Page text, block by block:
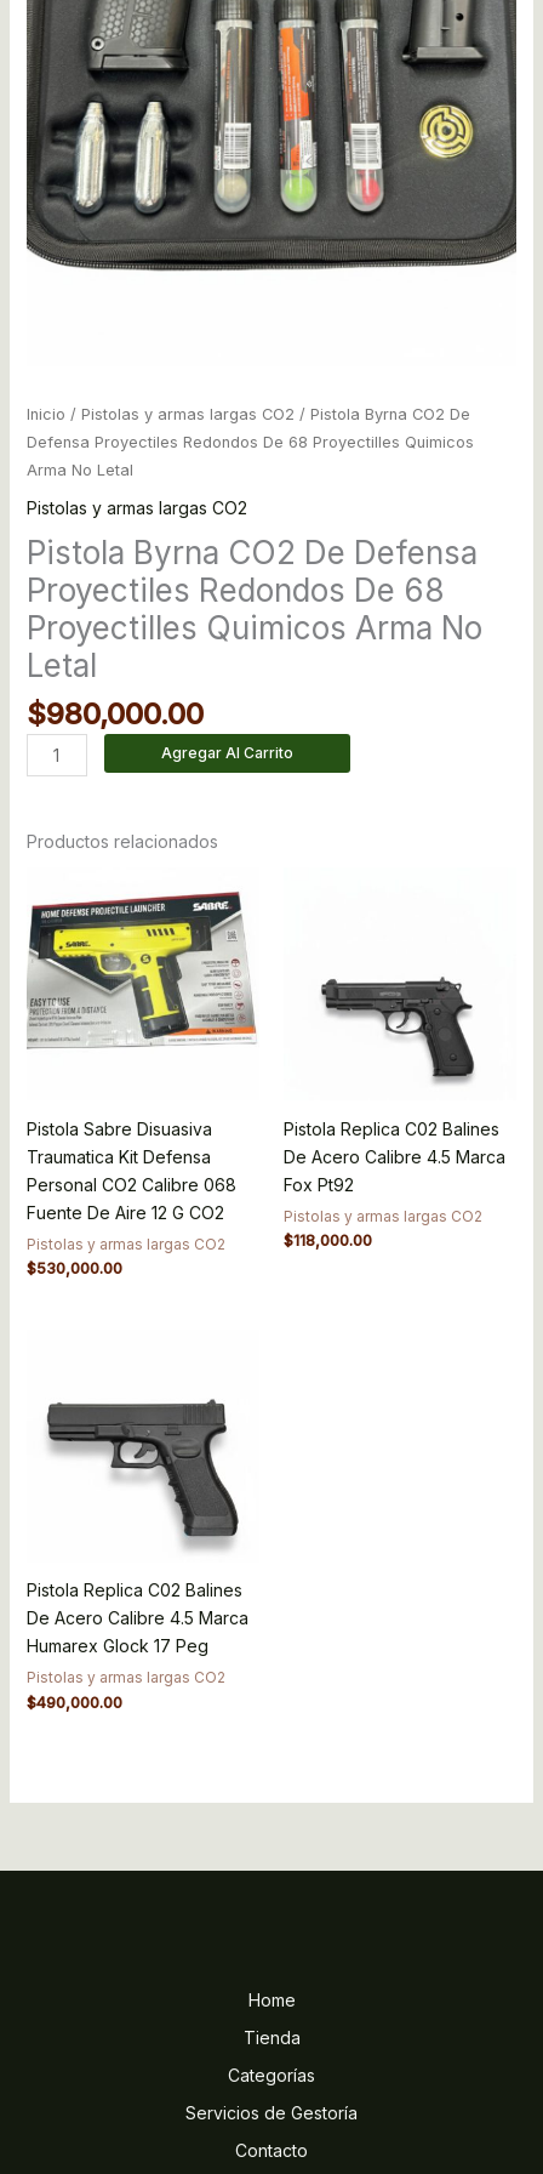
Inicio / Pistolas y armas largas CO2 / Pistola Byrna CO2 De
Defensa Proyectiles Redondos De 68 Proyectilles Quimicos
Arma No Letal
Pistolas y armas largas CO2
Pistola Byrna CO2 De Defensa
Proyectiles Redondos De 68
Proyectilles Quimicos Arma No
Letal
$980,000.00
Arma
No
Letal
cantidad
Agregar Al Carrito
Productos relacionados
Pistola Sabre Disuasiva
Traumatica Kit Defensa
Personal CO2 Calibre 068
Fuente De Aire 12 G CO2
Pistolas y armas largas CO2
$530,000.00
Pistola Replica C02 Balines
De Acero Calibre 4.5 Marca
Fox Pt92
Pistolas y armas largas CO2
$118,000.00
Pistola Replica C02 Balines
De Acero Calibre 4.5 Marca
Humarex Glock 17 Peg
Pistolas y armas largas CO2
$490,000.00
Home
Tienda
Categorías
Servicios de Gestoría
Contacto